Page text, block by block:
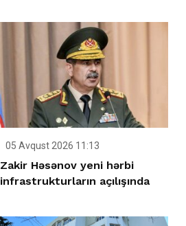
05 Avqust 2026 11:13
Zakir Həsənov yeni hərbi
infrastrukturların açılışında